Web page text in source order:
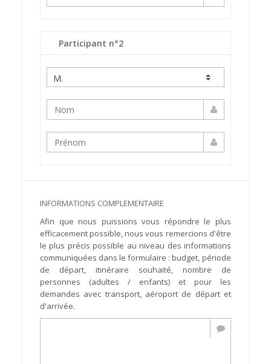
Participant n°2
INFORMATIONS COMPLEMENTAIRE
Afin que nous puissions vous répondre le plus
efficacement possible, nous vous remercions d'être
le plus précis possible au niveau des informations
communiquées dans le formulaire : budget, période
de départ, itinéraire souhaité, nombre de
personnes (adultes / enfants) et pour les
demandes avec transport, aéroport de départ et
d'arrivée.